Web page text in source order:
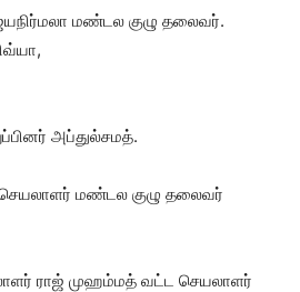
மண்டல குழு தலைவர்.
அப்துல்சமத்.
செயலாளர் மண்டல குழு தலைவர்
ராஜ் முஹம்மத் வட்ட செயலாளர்